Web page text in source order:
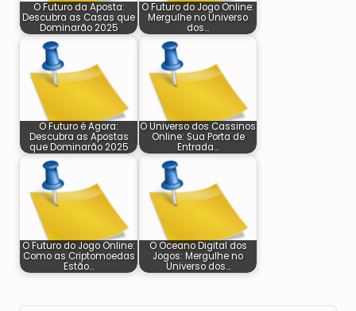
O Futuro da Aposta:
Descubra as Casas que
Dominarão 2025
O Futuro do Jogo Online:
Mergulhe no Universo
dos…
O Futuro é Agora:
Descubra as Apostas
que Dominarão 2025
O Universo dos Cassinos
Online: Sua Porta de
Entrada…
O Futuro do Jogo Online:
Como as Criptomoedas
Estão…
O Oceano Digital dos
Jogos: Mergulhe no
Universo dos…